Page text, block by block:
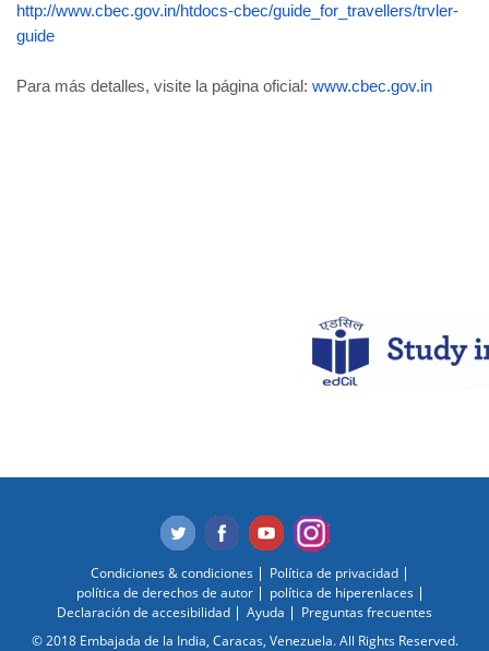
http://www.cbec.gov.in/htdocs-cbec/guide_for_travellers/trvler-
guide
Para más detalles, visite la página oficial: www.cbec.gov.in
Condiciones & condiciones
Política de privacidad
política de derechos de autor
política de hiperenlaces
Declaración de accesibilidad
Ayuda
Preguntas frecuentes
© 2018 Embajada de la India, Caracas, Venezuela. All Rights Reserved.